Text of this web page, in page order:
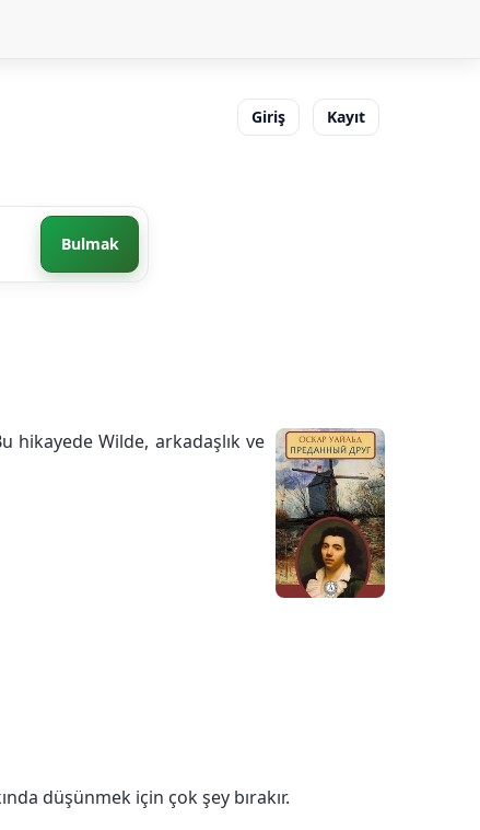
Giriş Kayıt
Bulmak
hikayede Wilde, arkadaşlık ve
düşünmek için çok şey bırakır.